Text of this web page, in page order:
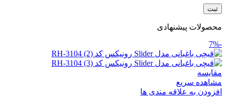
محصولات پیشنهادی
-7%
مقایسه
مشاهده سریع
افزودن به علاقه مندی ها